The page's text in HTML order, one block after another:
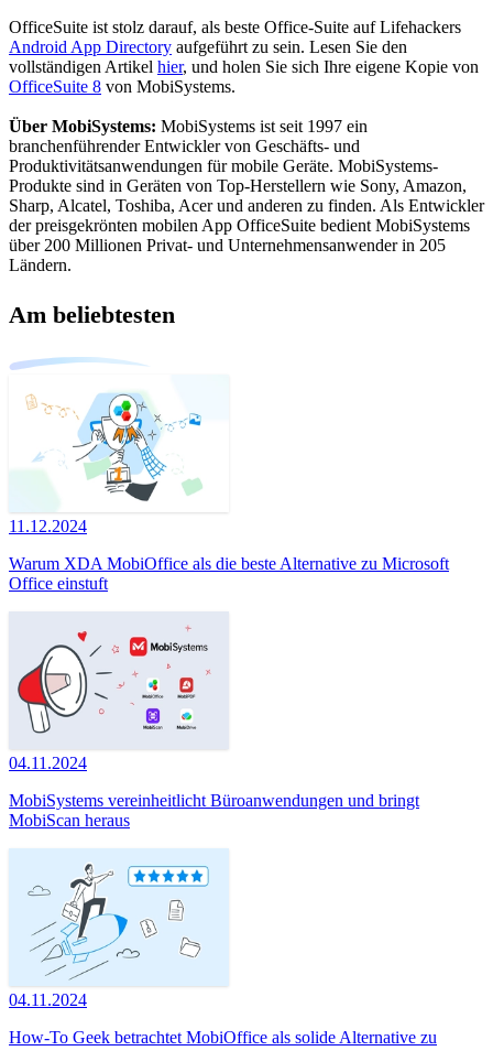
OfficeSuite ist stolz darauf, als beste Office-Suite auf Lifehackers
Android App Directory aufgeführt zu sein. Lesen Sie den
vollständigen Artikel hier, und holen Sie sich Ihre eigene Kopie von
OfficeSuite 8 von MobiSystems.
Über MobiSystems: MobiSystems ist seit 1997 ein
branchenführender Entwickler von Geschäfts- und
Produktivitätsanwendungen für mobile Geräte. MobiSystems-
Produkte sind in Geräten von Top-Herstellern wie Sony, Amazon,
Sharp, Alcatel, Toshiba, Acer und anderen zu finden. Als Entwickler
der preisgekrönten mobilen App OfficeSuite bedient MobiSystems
über 200 Millionen Privat- und Unternehmensanwender in 205
Ländern.
Am beliebtesten
11.12.2024
Warum XDA MobiOffice als die beste Alternative zu Microsoft
Office einstuft
04.11.2024
MobiSystems vereinheitlicht Büroanwendungen und bringt
MobiScan heraus
04.11.2024
How-To Geek betrachtet MobiOffice als solide Alternative zu